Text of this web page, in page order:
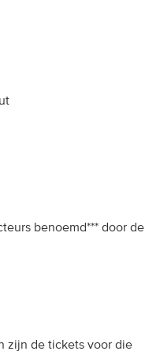
benoemd*** door de
zijn de tickets voor die